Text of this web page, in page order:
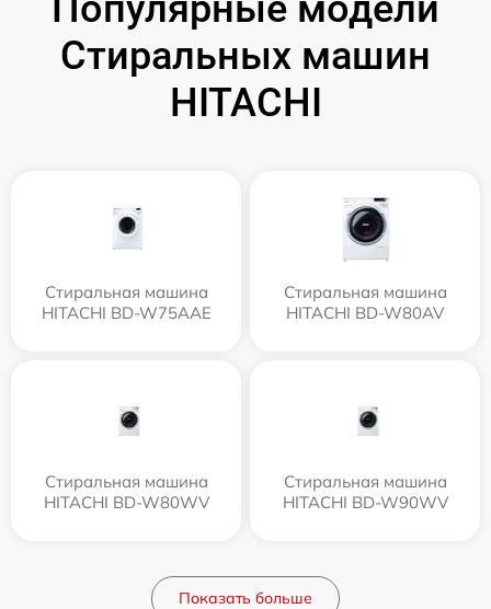
Стиральных машин
HITACHI
Стиральная машина
HITACHI BD-W75AAE
Стиральная машина
HITACHI BD-W80AV
Стиральная машина
HITACHI BD-W80WV
Стиральная машина
HITACHI BD-W90WV
Показать больше